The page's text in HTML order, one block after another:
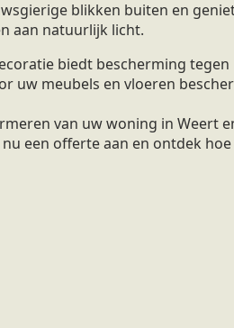
blikken buiten en
aan natuurlijk licht.
biedt bescherming tegen
uw meubels en vloeren
van uw woning in Weert
een offerte aan en ontdek